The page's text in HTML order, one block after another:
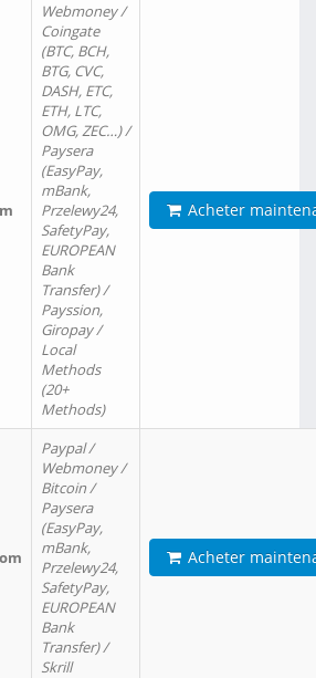
Webmoney /
Coingate
(BTC, BCH,
BTG, CVC,
DASH, ETC,
ETH, LTC,
OMG, ZEC…) /
Paysera
(EasyPay,
mBank,
Przelewy24,
SafetyPay,
EUROPEAN
Bank
Transfer) /
Payssion,
Giropay /
Local
Methods
(20+
Methods)
Acheter
Paypal /
Webmoney /
Bitcoin /
Paysera
(EasyPay,
mBank,
Przelewy24,
SafetyPay,
EUROPEAN
Bank
Transfer) /
Skrill
Acheter